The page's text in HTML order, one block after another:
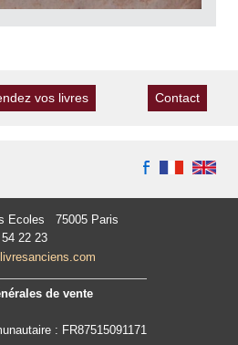
vos livres Contact
Ecoles 75005 Paris
22 23
de vente
: FR87515091171